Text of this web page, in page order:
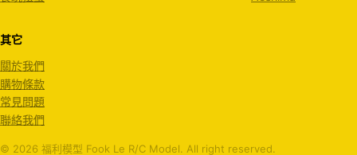
其它
關於我們
購物條款
常見問題
聯絡我們
© 2026 福利模型 Fook Le R/C Model. All right reserved.